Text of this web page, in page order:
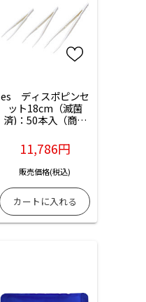
es　ディスポピンセ
ット18cm（滅菌
済)：50本入（商品
18）
11,786円
販売価格(税込)